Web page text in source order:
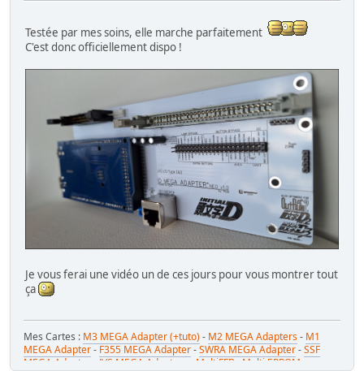
Testée par mes soins, elle marche parfaitement
C'est donc officiellement dispo !
Je vous ferai une vidéo un de ces jours pour vous montrer tout
ça
Mes Cartes : M3 MEGA Adapter (+tuto) - M2 MEGA Adapters- M1
MEGA Adapter- F355 MEGA Adapter-SWRA MEGA Adapter-SSF
MEGA Adapter
JVS MEGA Adapters
MultiFFB : Multi EPROM pour